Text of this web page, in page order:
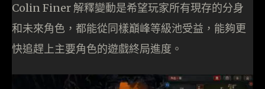
Colin Finer 解釋變動是希望玩家所有現存的分身
和未來角色，都能從同樣巔峰等級池受益，能夠更
快追趕上主要角色的遊戲終局進度。